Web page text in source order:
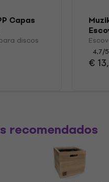
Capas
discos
4,7/5
€
recomendados